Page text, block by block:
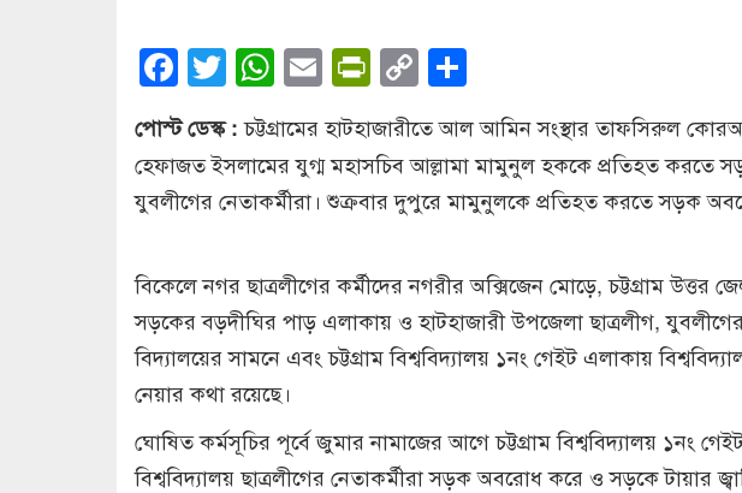
Facebook
Twitter
WhatsApp
EmailPrintFriendly
Copy
Link
পোস্ট ডেস্ক :চট্টগ্রামের হাটহাজারীতে আল আমিন সংস্থার তাফসিরুল
হেফাজত ইসলামের যুগ্ম মহাসচিব আল্লামা মামুনুল হককে প্রতিহত করতে
যুবলীগের নেতাকর্মীরা। শুক্রবার দুপুরে মামুনুলকে প্রতিহত করতে সড়ক
বিকেলে নগর ছাত্রলীগের কর্মীদের নগরীর অক্সিজেন মোড়ে, চট্টগ্রাম উত্তর
সড়কের বড়দীঘির পাড় এলাকায় ও হাটহাজারী উপজেলা ছাত্রলীগ,
বিদ্যালয়ের সামনে এবং চট্টগ্রাম বিশ্ববিদ্যালয় ১নং গেইট এলাকায়
নেয়ার কথা রয়েছে।
ঘোষিত কর্মসূচির পূর্বে জুমার নামাজের আগে চট্টগ্রাম বিশ্ববিদ্যালয় ১নং
বিশ্ববিদ্যালয় ছাত্রলীগের নেতাকর্মীরা সড়ক অবরোধ করে ও সড়কে টায়ার